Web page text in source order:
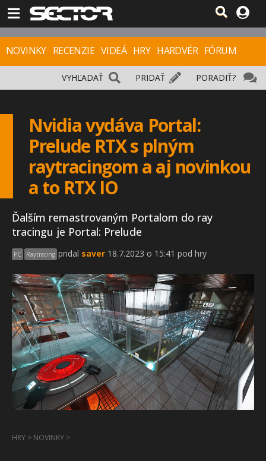
NOVINKY RECENZIE VIDEÁ HRY HARDVÉR FÓRUM
PORADIŤ?
PRIDAŤ
VYHĽADAŤ
Nvidia vydáva Portal:
Prelude RTX s plným
raytracingom a aj novinkou
a to RTX IO
Ďalším remastrovaným Portalom do ray
tracingu je Portal: Prelude
PC Raytracing pridal saver 18.7.2023 o 15:41 pod hry
HRY > NOVINKY >